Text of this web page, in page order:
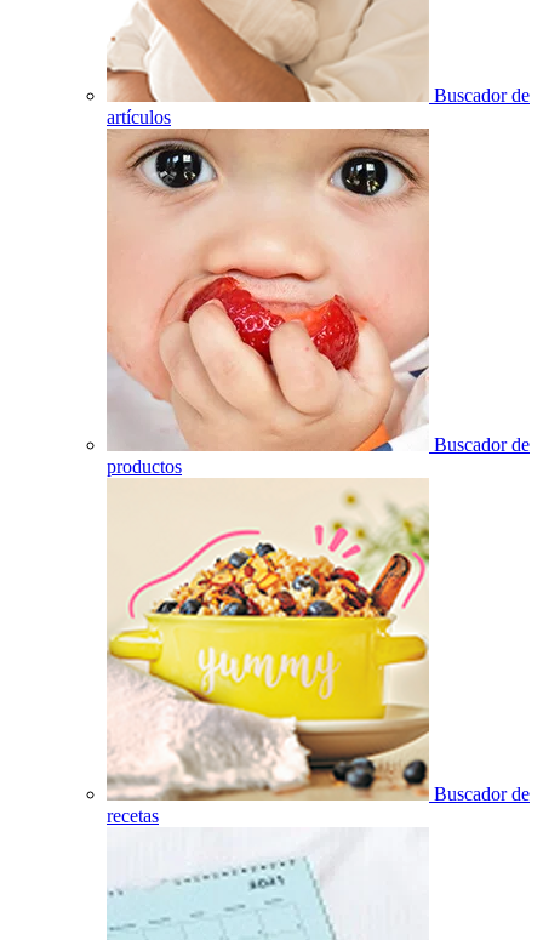
Buscador de
artículos
Buscador de
productos
Buscador de
recetas